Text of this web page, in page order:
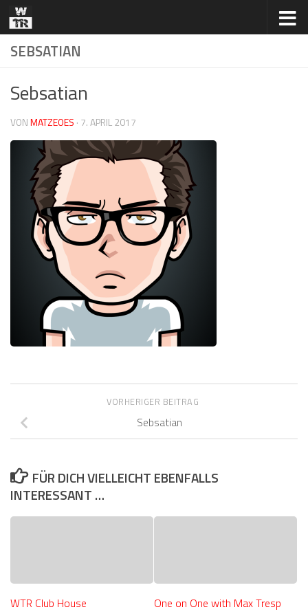
Zum Inhalt springen
SEBSATIAN
Sebsatian
VONMATZEOES · 7. APRIL 2017
VORHERIGER BEITRAG
Sebsatian
FÜR DICH VIELLEICHT EBENFALLS
INTERESSANT …
WTR Club House One on One with Max Tresp